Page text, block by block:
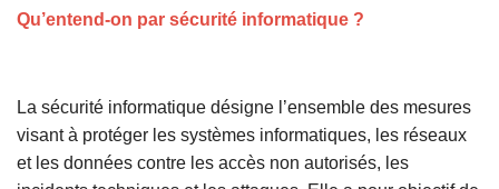
Qu’entend-on par sécurité informatique ?
La sécurité informatique désigne l’ensemble des mesures
visant à protéger les systèmes informatiques, les réseaux
et les données contre les accès non autorisés, les